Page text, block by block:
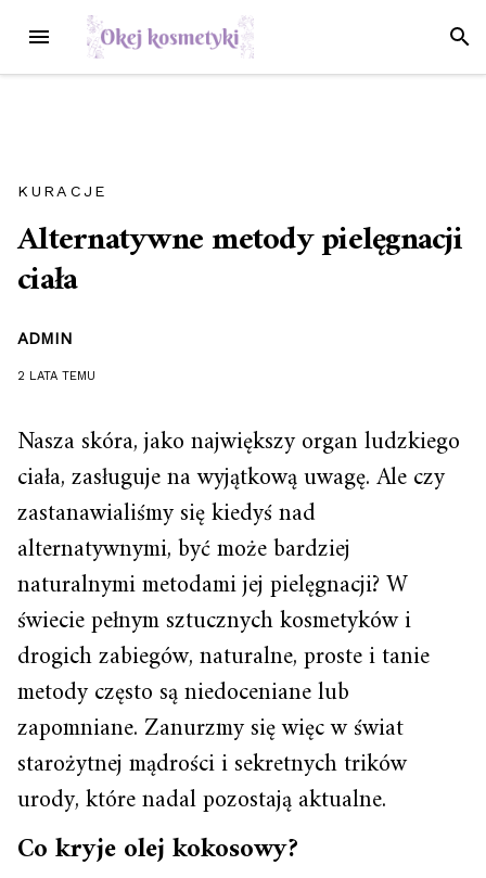
treści
MENU
KURACJE
Alternatywne metody pielęgnacji
ciała
ADMIN
2 LATA TEMU
Nasza skóra, jako największy organ ludzkiego
ciała, zasługuje na wyjątkową uwagę. Ale czy
zastanawialiśmy się kiedyś nad
alternatywnymi, być może bardziej
naturalnymi metodami jej pielęgnacji? W
świecie pełnym sztucznych kosmetyków i
drogich zabiegów, naturalne, proste i tanie
metody często są niedoceniane lub
zapomniane. Zanurzmy się więc w świat
starożytnej mądrości i sekretnych trików
urody, które nadal pozostają aktualne.
Co kryje olej kokosowy?